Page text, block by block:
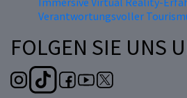
Verantwortungsvoller
FOLGEN SIE UNS